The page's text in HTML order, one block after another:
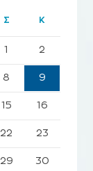
Σ Κ
1 2
8 9
15 16
22 23
29 30